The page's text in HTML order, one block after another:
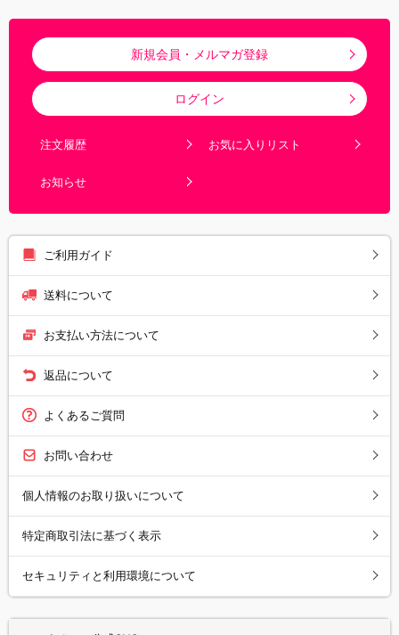
新規会員・メルマガ登録
ログイン
注文履歴 お気に入りリスト
お知らせ
ご利用ガイド
送料について
お支払い方法について
返品について
よくあるご質問
お問い合わせ
個人情報のお取り扱いについて
特定商取引法に基づく表示
セキュリティと利用環境について